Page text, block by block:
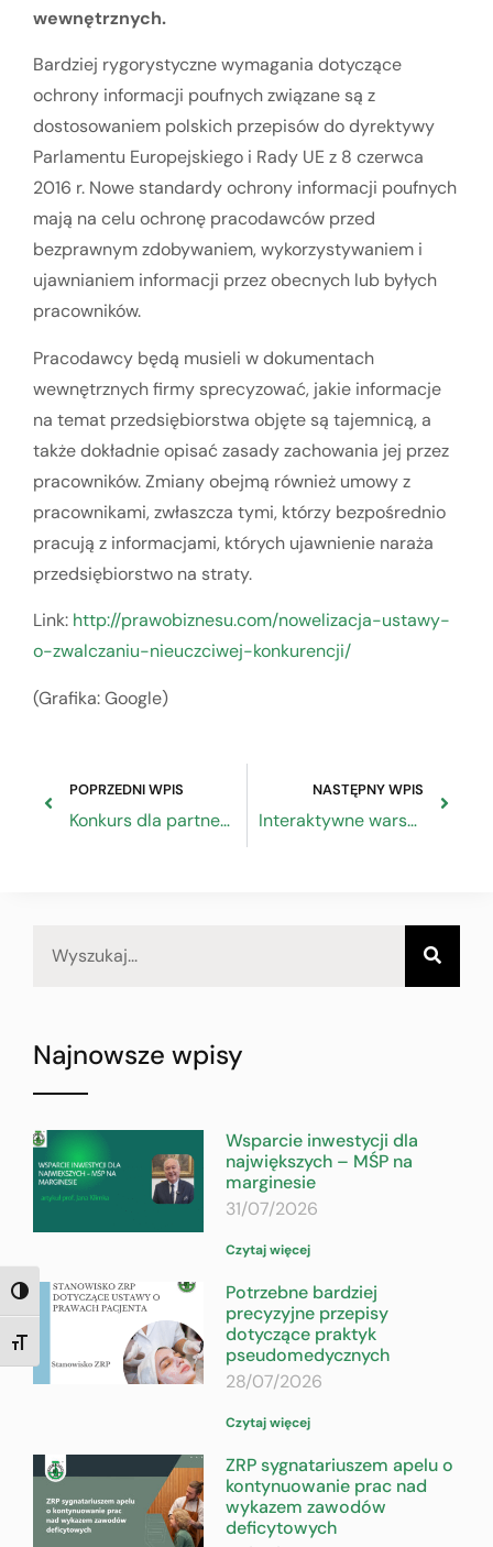
TOGGLE HIGH CONTRAST
TOGGLE FONT SIZE
wewnętrznych.
Bardziej rygorystyczne wymagania dotyczące
ochrony informacji poufnych związane są z
dostosowaniem polskich przepisów do dyrektywy
Parlamentu Europejskiego i Rady UE z 8 czerwca
2016 r. Nowe standardy ochrony informacji poufnych
mają na celu ochronę pracodawców przed
bezprawnym zdobywaniem, wykorzystywaniem i
ujawnianiem informacji przez obecnych lub byłych
pracowników.
Pracodawcy będą musieli w dokumentach
wewnętrznych firmy sprecyzować, jakie informacje
na temat przedsiębiorstwa objęte są tajemnicą, a
także dokładnie opisać zasady zachowania jej przez
pracowników. Zmiany obejmą również umowy z
pracownikami, zwłaszcza tymi, którzy bezpośrednio
pracują z informacjami, których ujawnienie naraża
przedsiębiorstwo na straty.
Link: http://prawobiznesu.com/nowelizacja-ustawy-
o-zwalczaniu-nieuczciwej-konkurencji/
(Grafika: Google)
POPRZEDNI WPIS
Konkurs dla partnerów społecznych
NASTĘPNY WPIS
Interaktywne warsztaty EREK
Najnowsze wpisy
Wsparcie inwestycji dla
największych – MŚP na
marginesie
31/07/2026
Czytaj więcej
Potrzebne bardziej
precyzyjne przepisy
dotyczące praktyk
pseudomedycznych
28/07/2026
Czytaj więcej
ZRP sygnatariuszem apelu o
kontynuowanie prac nad
wykazem zawodów
deficytowych